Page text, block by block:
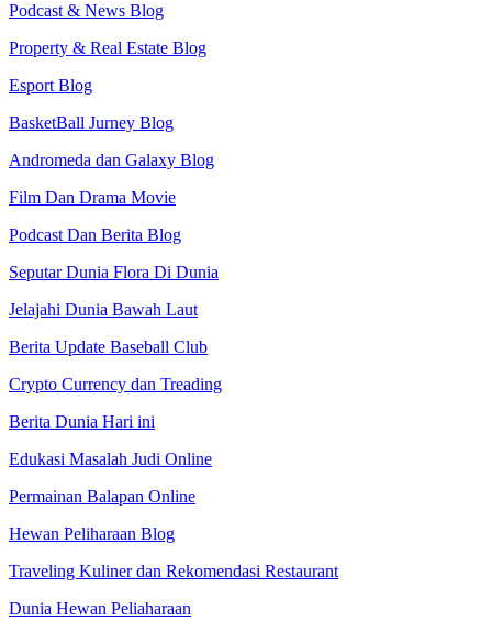
Podcast & News Blog
Property & Real Estate Blog
Esport Blog
BasketBall Jurney Blog
Andromeda dan Galaxy Blog
Film Dan Drama Movie
Podcast Dan Berita Blog
Seputar Dunia Flora Di Dunia
Jelajahi Dunia Bawah Laut
Berita Update Baseball Club
Crypto Currency dan Treading
Berita Dunia Hari ini
Edukasi Masalah Judi Online
Permainan Balapan Online
Hewan Peliharaan Blog
Traveling Kuliner dan Rekomendasi Restaurant
Dunia Hewan Peliaharaan